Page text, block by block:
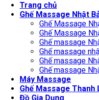
Trang chủ
Ghế Massage Nhật
Ghế Massage
Ghế Massage
Ghế massage
Ghế massage
Ghế massage
Ghế massage
Máy Massage
Ghế Massage Thanh
Đồ Gia Dụng